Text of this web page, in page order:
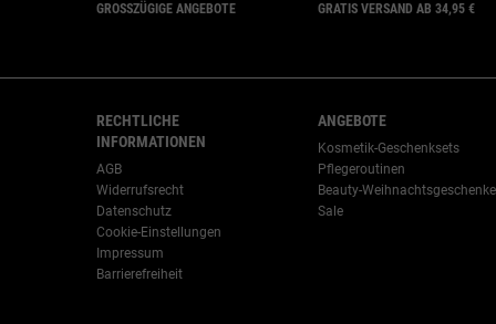
GROSSZÜGIGE ANGEBOTE GRATIS VERSAND AB 34,95 €
RECHTLICHE
INFORMATIONEN
AGB
Widerrufsrecht
Datenschutz
Cookie-Einstellungen
Impressum
Barrierefreiheit
ANGEBOTE
Kosmetik-Geschenksets
Pflegeroutinen
Beauty-Weihnachtsgeschenke
Sale